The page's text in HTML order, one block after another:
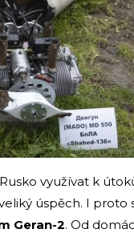
využívat k
úspěch. I proto
Geran-2. Od